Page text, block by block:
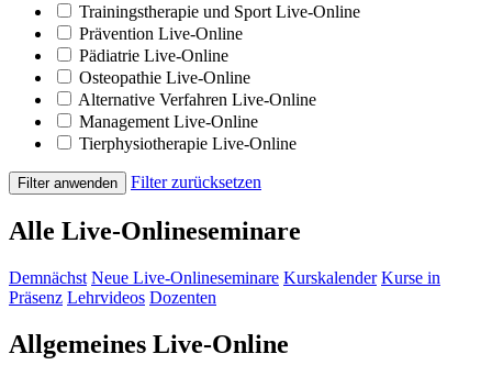
Trainingstherapie und Sport Live-Online
Prävention Live-Online
Pädiatrie Live-Online
Osteopathie Live-Online
Alternative Verfahren Live-Online
Management Live-Online
Tierphysiotherapie Live-Online
Filter anwenden Filter zurücksetzen
Alle Live-Onlineseminare
Demnächst Neue Live-Onlineseminare Kurskalender Kurse in
Präsenz Lehrvideos Dozenten
Allgemeines Live-Online